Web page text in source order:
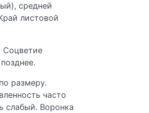
средней
листовой
Соцветие
размеру.
часто
слабый. Воронка